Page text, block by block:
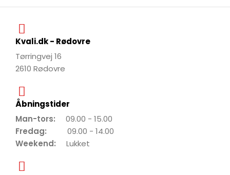
Kvali.dk - Rødovre
Tørringvej 16
2610 Rødovre
Åbningstider
Man-tors: 09.00 - 15.00
Fredag: 09.00 - 14.00
Weekend: Lukket